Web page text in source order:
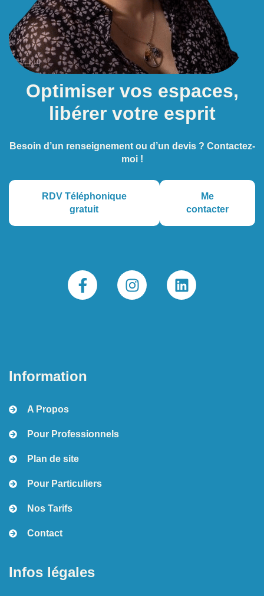
Optimiser vos espaces,
libérer votre esprit
Besoin d’un renseignement ou d’un devis ? Contactez-
moi !
RDV Téléphonique
gratuit
Me
contacter
Information
A Propos
Pour Professionnels
Plan de site
Pour Particuliers
Nos Tarifs
Contact
Infos légales